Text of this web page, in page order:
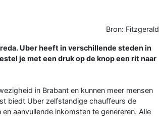
Bron: Fitzgerald
Uber heeft in verschillende steden in
je met een druk op de knop een rit naar
in Brabant en kunnen meer mensen
biedt Uber zelfstandige chauffeurs de
aanvullende inkomsten te genereren. Alle